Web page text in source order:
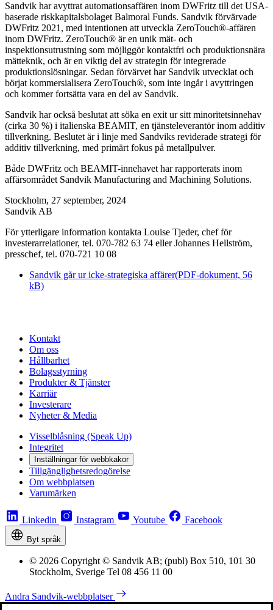
Sandvik har avyttrat automationsaffären inom DWFritz till det USA-
baserade riskkapitalsbolaget Balmoral Funds. Sandvik förvärvade
DWFritz 2021, med intentionen att utveckla ZeroTouch®-affären
inom DWFritz. ZeroTouch® är en unik mät- och
inspektionsutrustning som möjliggör kontaktfri och produktionsnära
mätteknik, och är en viktig del av strategin för integrerade
produktionslösningar. Sedan förvärvet har Sandvik utvecklat och
börjat kommersialisera ZeroTouch®, som inte ingår i avyttringen
och kommer fortsätta vara en del av Sandvik.
Sandvik har också beslutat att söka en exit ur sitt minoritetsinnehav
(cirka 30 %) i italienska BEAMIT, en tjänsteleverantör inom additiv
tillverkning. Beslutet är i linje med Sandviks reviderade strategi för
additiv tillverkning, med primärt fokus på metallpulver.
Både DWFritz och BEAMIT-innehavet har rapporterats inom
affärsområdet Sandvik Manufacturing and Machining Solutions.
Stockholm, 27 september, 2024
Sandvik AB
För ytterligare information kontakta Louise Tjeder, chef för
investerarrelationer, tel. 070-782 63 74 eller Johannes Hellström,
presschef, tel. 070-721 10 08
Sandvik går ur icke-strategiska affärer(PDF-dokument, 56
kB)
Kontakt
Om oss
Hållbarhet
Bolagsstyrning
Produkter & Tjänster
Karriär
Investerare
Nyheter & Media
Visselblåsning (Speak Up)
Integritet
Inställningar för webbkakor
Tillgänglighetsredogörelse
Om webbplatsen
Varumärken
Linkedin Instagram Youtube Facebook
Byt språk
© 2026 Copyright © Sandvik AB; (publ) Box 510, 101 30
Stockholm, Sverige Tel 08 456 11 00
Andra Sandvik-webbplatser